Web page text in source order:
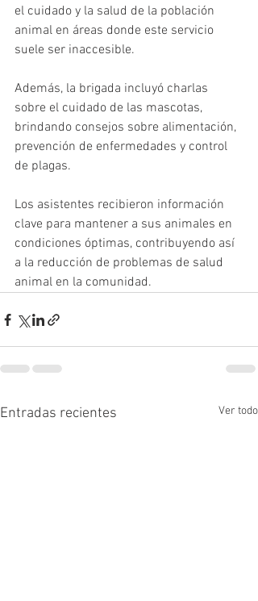
el cuidado y la salud de la población
animal en áreas donde este servicio
suele ser inaccesible.
Además, la brigada incluyó charlas
sobre el cuidado de las mascotas,
brindando consejos sobre alimentación,
prevención de enfermedades y control
de plagas.
Los asistentes recibieron información
clave para mantener a sus animales en
condiciones óptimas, contribuyendo así
a la reducción de problemas de salud
animal en la comunidad.
Entradas recientes Ver todo